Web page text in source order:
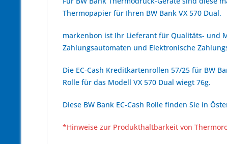
Thermopapier für Ihren BW Bank VX 570 Dual.
markenbon ist Ihr Lieferant für Qualitäts- und
Zahlungsautomaten und Elektronische
Die EC-Cash Kreditkartenrollen 57/25 für BW
Rolle für das Modell VX 570 Dual wiegt 76g.
Diese BW Bank EC-Cash Rolle finden Sie in
*Hinweise zur Produkthaltbarkeit von